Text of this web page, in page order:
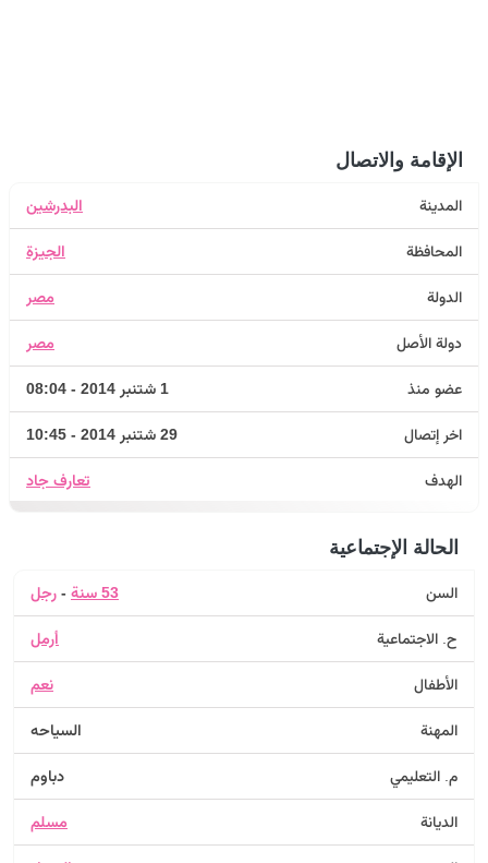
الإقامة والاتصال
المدينة البدرشين
المحافظة الجيزة
الدولة مصر
دولة الأصل مصر
عضو منذ 1 شتنبر 2014 - 08:04
اخر إتصال 29 شتنبر 2014 - 10:45
الهدف تعارف جاد
الحالة الإجتماعية
السن 53 سنة - رجل
ح. الاجتماعية أرمل
الأطفال نعم
المهنة السياحه
م. التعليمي دباوم
الديانة مسلم